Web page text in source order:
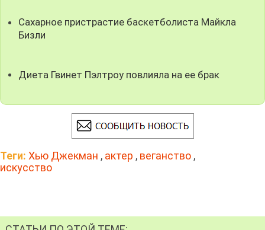
Сахарное пристрастие баскетболиста Майкла
Бизли
Диета Гвинет Пэлтроу повлияла на ее брак
Теги: Хью Джекман , актер , веганство ,
искусство